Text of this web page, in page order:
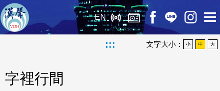
EN
::: 文字大小： 小 中 大
字裡行間